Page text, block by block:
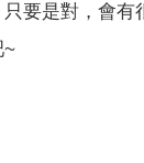
要是對，會
~